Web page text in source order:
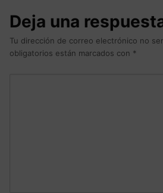
Deja una
Tu dirección de correo electrónico no
obligatorios están marcados con *